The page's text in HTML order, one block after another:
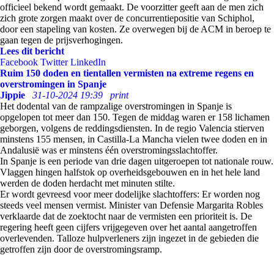
officieel bekend wordt gemaakt. De voorzitter geeft aan de men zich
zich grote zorgen maakt over de concurrentiepositie van Schiphol,
door een stapeling van kosten. Ze overwegen bij de ACM in beroep te
gaan tegen de prijsverhogingen.
Lees dit bericht
Facebook Twitter LinkedIn
Ruim 150 doden en tientallen vermisten na extreme regens en
overstromingen in Spanje
Jippie
31-10-2024 19:39
print
Het dodental van de rampzalige overstromingen in Spanje is
opgelopen tot meer dan 150. Tegen de middag waren er 158 lichamen
geborgen, volgens de reddingsdiensten. In de regio Valencia stierven
minstens 155 mensen, in Castilla-La Mancha vielen twee doden en in
Andalusië was er minstens één overstromingsslachtoffer.
In Spanje is een periode van drie dagen uitgeroepen tot nationale rouw.
Vlaggen hingen halfstok op overheidsgebouwen en in het hele land
werden de doden herdacht met minuten stilte.
Er wordt gevreesd voor meer dodelijke slachtoffers: Er worden nog
steeds veel mensen vermist. Minister van Defensie Margarita Robles
verklaarde dat de zoektocht naar de vermisten een prioriteit is. De
regering heeft geen cijfers vrijgegeven over het aantal aangetroffen
overlevenden. Talloze hulpverleners zijn ingezet in de gebieden die
getroffen zijn door de overstromingsramp.